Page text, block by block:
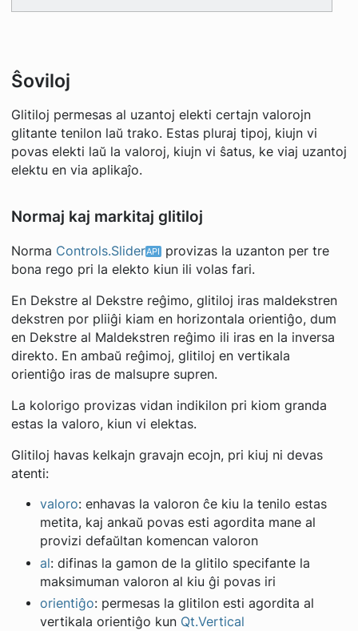
Ŝoviloj
Glitiloj permesas al uzantoj elekti certajn valorojn
glitante tenilon laŭ trako. Estas pluraj tipoj, kiujn vi
povas elekti laŭ la valoroj, kiujn vi ŝatus, ke viaj uzantoj
elektu en via aplikaĵo.
Normaj kaj markitaj glitiloj
Norma Controls.Slider
provizas la uzanton per tre
bona rego pri la elekto kiun ili volas fari.
En Dekstre al Dekstre reĝimo, glitiloj iras maldekstren
dekstren por pliiĝi kiam en horizontala orientiĝo, dum
en Dekstre al Maldekstren reĝimo ili iras en la inversa
direkto. En ambaŭ reĝimoj, glitiloj en vertikala
orientiĝo iras de malsupre supren.
La kolorigo provizas vidan indikilon pri kiom granda
estas la valoro, kiun vi elektas.
Glitiloj havas kelkajn gravajn ecojn, pri kiuj ni devas
atenti:
valoro: enhavas la valoron ĉe kiu la tenilo estas
metita, kaj ankaŭ povas esti agordita mane al
provizi defaŭltan komencan valoron
al: difinas la gamon de la glitilo specifante la
maksimuman valoron al kiu ĝi povas iri
orientiĝo: permesas la glitilon esti agordita al
vertikala orientiĝo kun Qt.Vertical